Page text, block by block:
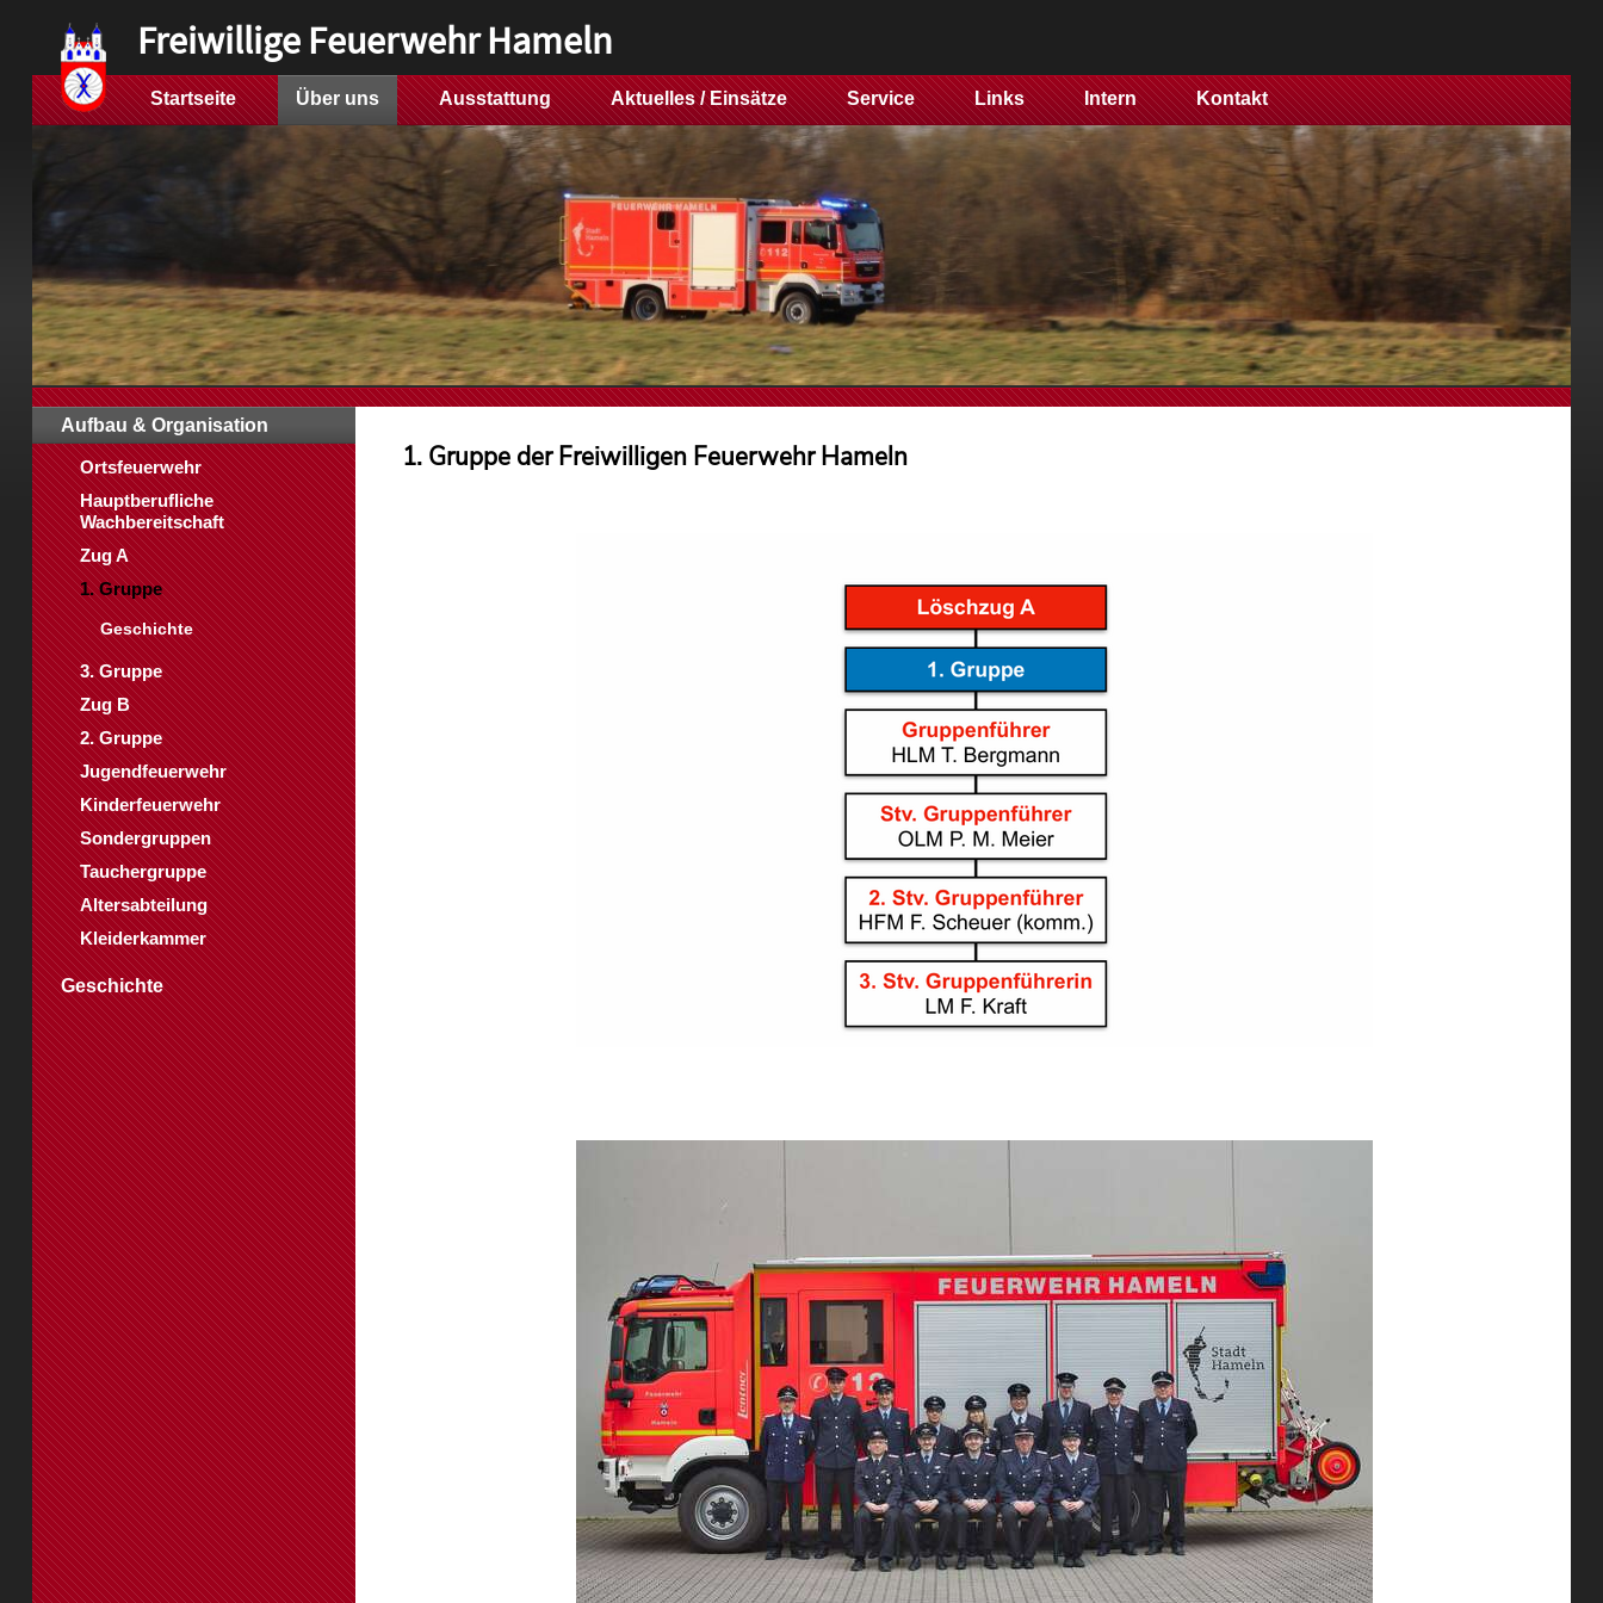
Startseite Über uns Ausstattung Aktuelles / Einsätze Service Links Intern Kontakt
Aufbau & Organisation
Ortsfeuerwehr
Hauptberufliche
Wachbereitschaft
Zug A
1. Gruppe
Geschichte
3. Gruppe
Zug B
2. Gruppe
Jugendfeuerwehr
Kinderfeuerwehr
Sondergruppen
Tauchergruppe
Altersabteilung
Kleiderkammer
Geschichte
1. Gruppe der Freiwilligen Feuerwehr Hameln
Freiwillige Feuerwehr Hameln